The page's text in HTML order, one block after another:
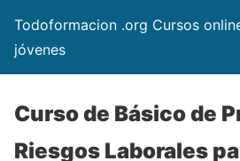
Todoformacion .org Cursos
jóvenes
Curso de Básico de
Riesgos Laborales